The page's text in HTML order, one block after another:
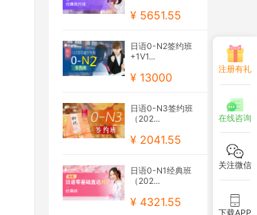
¥ 5651.55
日语0-N2签约班
+1V1...
¥ 13000
日语0-N3签约班
（202...
¥ 2041.55
日语0-N1经典班
（202...
¥ 4321.55
注册有礼
在线咨询
关注微信
下载APP